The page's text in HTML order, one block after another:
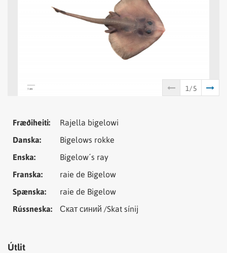
Tungumál Samheiti
Fræðiheiti:
Rajella bigelowi
Danska:
Bigelows rokke
Enska:
Bigelow´s ray
Franska:
raie de Bigelow
Spænska:
raie de Bigelow
Rússneska:
Скат синий /Skat sínij
Útlit